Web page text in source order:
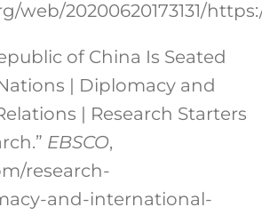
web/20200620173131/
of China Is Seated
| Diplomacy and
| Research Starters
EBSCO,
research-
and-international-